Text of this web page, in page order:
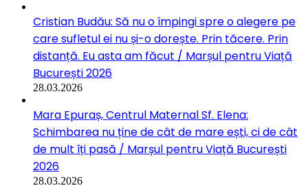
Cristian Budău: Să nu o împingi spre o alegere pe
care sufletul ei nu și-o dorește. Prin tăcere. Prin
distanță. Eu asta am făcut / Marșul pentru Viață
București 2026
28.03.2026
Mara Epuraș, Centrul Maternal Sf. Elena:
Schimbarea nu ține de cât de mare ești, ci de cât
de mult îți pasă / Marșul pentru Viață București
2026
28.03.2026